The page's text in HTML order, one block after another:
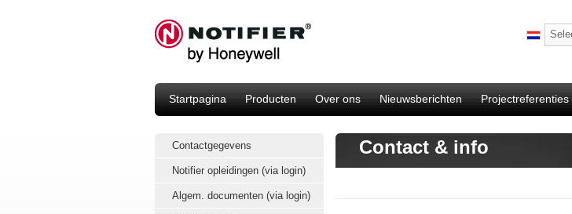
Startpagina Producten Over ons Nieuwsberichten Projectreferenties
Contactgegevens
Notifier opleidingen (via login)
Algem. documenten (via login)
Contact & info